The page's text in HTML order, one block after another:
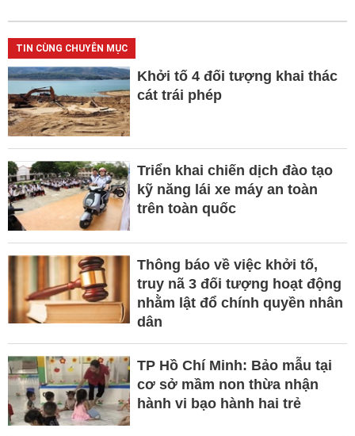
TIN CÙNG CHUYÊN MỤC
Khởi tố 4 đối tượng khai thác
cát trái phép
Triển khai chiến dịch đào tạo
kỹ năng lái xe máy an toàn
trên toàn quốc
Thông báo về việc khởi tố,
truy nã 3 đối tượng hoạt động
nhằm lật đổ chính quyền nhân
dân
TP Hồ Chí Minh: Bảo mẫu tại
cơ sở mầm non thừa nhận
hành vi bạo hành hai trẻ